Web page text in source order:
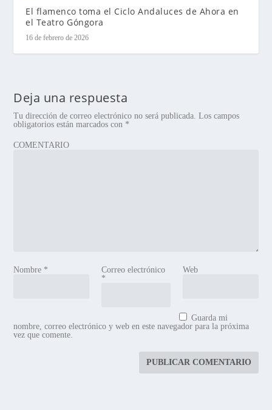
El flamenco toma el Ciclo Andaluces de Ahora en
el Teatro Góngora
16 de febrero de 2026
Deja una respuesta
Tu dirección de correo electrónico no será publicada. Los campos
obligatorios están marcados con *
COMENTARIO
Nombre *
Correo electrónico
*
Web
Guarda mi
nombre, correo electrónico y web en este navegador para la próxima
vez que comente.